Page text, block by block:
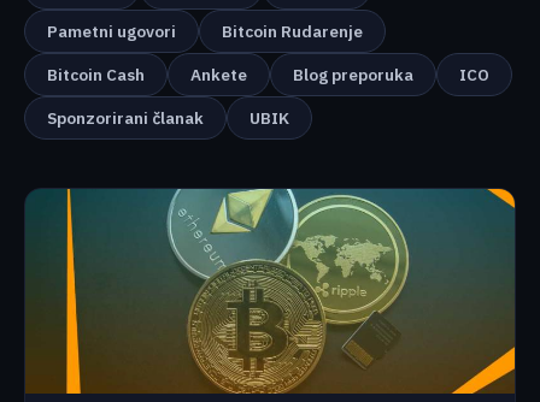
Pametni ugovori
Bitcoin Rudarenje
Bitcoin Cash
Ankete Blog preporuka
ICO
Sponzorirani članak
UBIK